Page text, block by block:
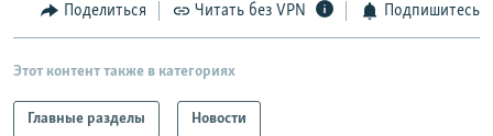
Поделиться Читать без VPN Подпишитесь
Этот контент также в категориях
Главные разделы Новости